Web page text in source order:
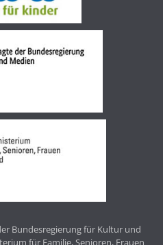
Bundesregierung für Kultur und
für Familie, Senioren, Frauen